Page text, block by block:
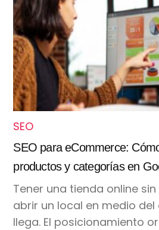
SEO
SEO para eCommerce:
productos y categorías en
Tener una tienda online sin
abrir un local en medio
llega. El posicionamiento